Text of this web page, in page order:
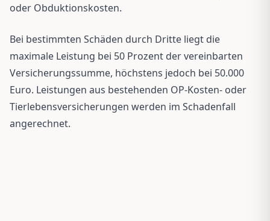
oder Obduktionskosten.
Bei bestimmten Schäden durch Dritte liegt die
maximale Leistung bei 50 Prozent der vereinbarten
Versicherungssumme, höchstens jedoch bei 50.000
Euro. Leistungen aus bestehenden OP-Kosten- oder
Tierlebensversicherungen werden im Schadenfall
angerechnet.